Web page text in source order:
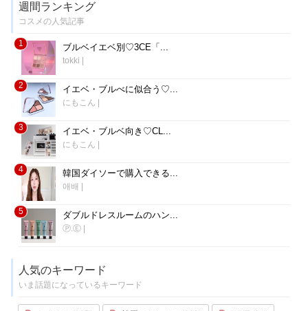
週間ランキング
コスメの人気記事
1 ブルベイエベ別♡3CE「...
tokki
2 イエベ・ブルべに似合う♡...
にもこん
3 イエベ・ブルベ向き♡CL...
にもこん
4 韓国ダイソーで購入できる...
애배
5 ダブルドレスルームのハン...
Ⓟ.Ⓔ
人気のキーワード
いま話題になっているキーワード